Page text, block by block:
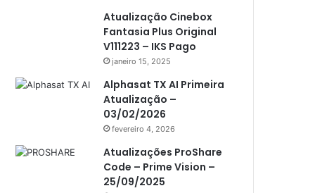
Athomics Eon
Athomics i3
Athomics i3 Bold
Athomics Inspire Qi
Athomics inspire Qi Compact
Athomics Inspire Qi Lite
Athomics S3
Athomics T3
Atualização Cinebox
Fantasia Plus Original
V111223 – IKS Pago
janeiro 15, 2025
Alphasat TX AI Primeira
Atualização –
03/02/2026
fevereiro 4, 2026
Atualizações ProShare
Code – Prime Vision –
25/09/2025